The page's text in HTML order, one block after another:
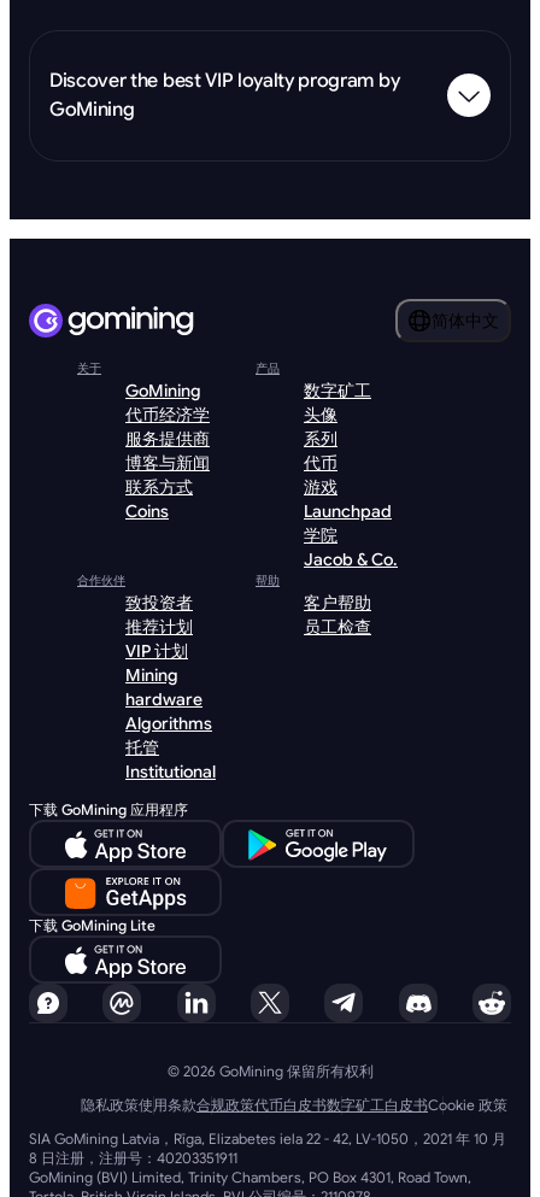
Discover the best VIP loyalty program by
GoMining
简体中文
关于
GoMining
代币经济学
服务提供商
博客与新闻
联系方式
Coins
产品
数字矿工
头像
系列
代币
游戏
Launchpad
学院
Jacob & Co.
合作伙伴
致投资者
推荐计划
VIP 计划
Mining
hardware
Algorithms
托管
Institutional
帮助
客户帮助
员工检查
下载 GoMining 应用程序
下载 GoMining Lite
© 2026 GoMining 保留所有权利
隐私政策使用条款合规政策代币白皮书数字矿工白皮书Cookie 政策
SIA GoMining Latvia，Rīga, Elizabetes iela 22 - 42, LV-1050，2021 年 10 月
8 日注册，注册号：40203351911
GoMining (BVI) Limited, Trinity Chambers, PO Box 4301, Road Town,